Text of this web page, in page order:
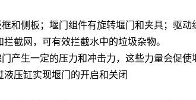
和侧板；堰门组件有旋转堰门和夹具；驱
拦截网，可有效拦截水中的垃圾杂物。
产生一定的压力和冲击力，这些力量会促
压缸实现堰门的开启和关闭